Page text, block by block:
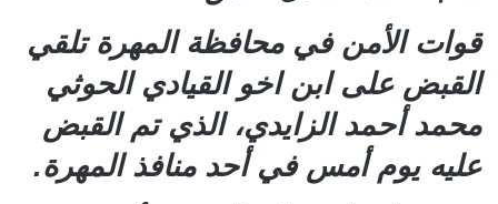
قوات الأمن في محافظة المهرة تلقي
القبض على ابن اخو القيادي الحوثي
محمد أحمد الزايدي، الذي تم القبض
عليه يوم أمس في أحد منافذ المهرة.